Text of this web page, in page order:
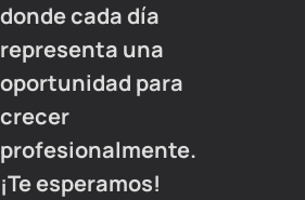
donde cada día
representa una
oportunidad para
crecer
profesionalmente.
¡Te esperamos!